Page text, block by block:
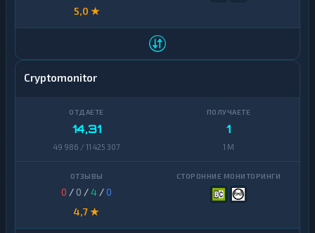
5,0 ★
Cryptomonitor
14,31
49 986 / 11 425 307
1
1 M
0 / 0 / 4 /0
4,7 ★